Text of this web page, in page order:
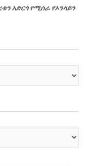
አድርጎ የሚሰራ የኦንላይን